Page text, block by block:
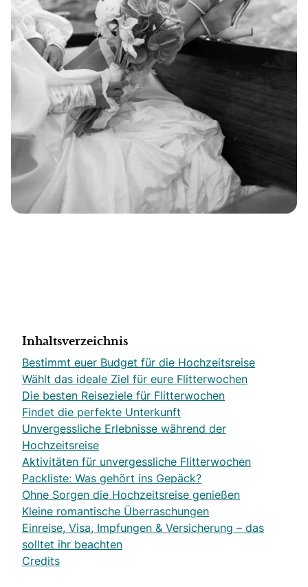
Inhaltsverzeichnis
Bestimmt euer Budget für die Hochzeitsreise
Wählt das ideale Ziel für eure Flitterwochen
Die besten Reiseziele für Flitterwochen
Findet die perfekte Unterkunft
Unvergessliche Erlebnisse während der
Hochzeitsreise
Aktivitäten für unvergessliche Flitterwochen
Packliste: Was gehört ins Gepäck?
Ohne Sorgen die Hochzeitsreise genießen
Kleine romantische Überraschungen
Einreise, Visa, Impfungen & Versicherung – das
solltet ihr beachten
Credits